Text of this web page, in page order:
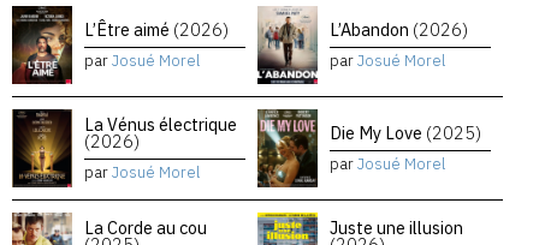
L’Être aimé (2026)
parJosué Morel
L’Abandon (2026)
parJosué Morel
La Vénus électrique
(2026)
parJosué Morel
Die My Love (2025)
parJosué Morel
La Corde au cou Juste une illusion